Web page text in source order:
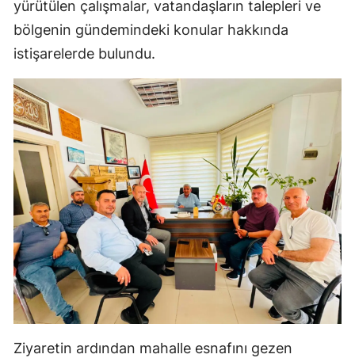
Malatya
Mardin
Muğla
Muş
Nevşehir
Niğde
Ordu
Sakarya
yürütülen çalışmalar, vatandaşların talepleri ve
bölgenin gündemindeki konular hakkında
istişarelerde bulundu.
Ziyaretin ardından mahalle esnafını gezen